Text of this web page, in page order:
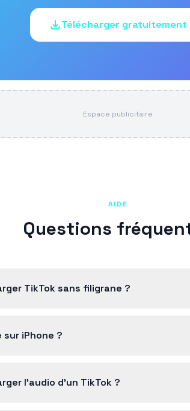
Télécharger gratuitement
Espace publicitaire
AIDE
Questions
TikTok sans filigrane ?
iPhone ?
l'audio d'un TikTok ?